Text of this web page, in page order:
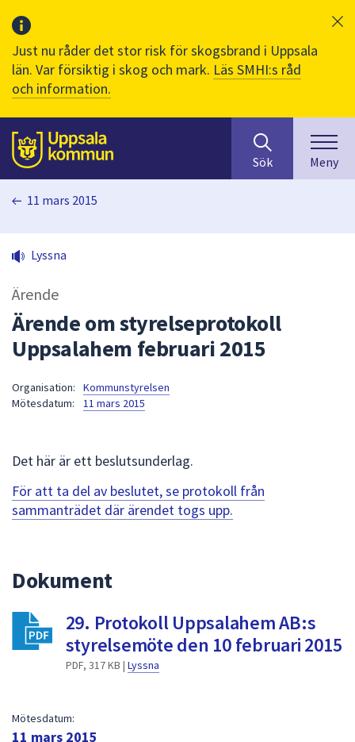
Just nu råder det stor risk för skogsbrand i Uppsala
län. Var försiktig i skog och mark. Läs SMHI:s råd
och information.
Till sidans
huvudinnehåll
efter
innehåll
på
sökfältet
kommer
sökförslag
för
att
navigera
för
att
Sök Meny
11 mars 2015
Lyssna
Ärende
Ärende om styrelseprotokoll
Uppsalahem februari 2015
Organisation:
Kommunstyrelsen
Mötesdatum:
11 mars 2015
Det här är ett beslutsunderlag.
För att ta del av beslutet, se protokoll från
sammanträdet där ärendet togs upp.
Dokument
29. Protokoll Uppsalahem AB:s
styrelsemöte den 10 februari 2015
PDF, 317 KB | Lyssna
Mötesdatum:
11 mars 2015